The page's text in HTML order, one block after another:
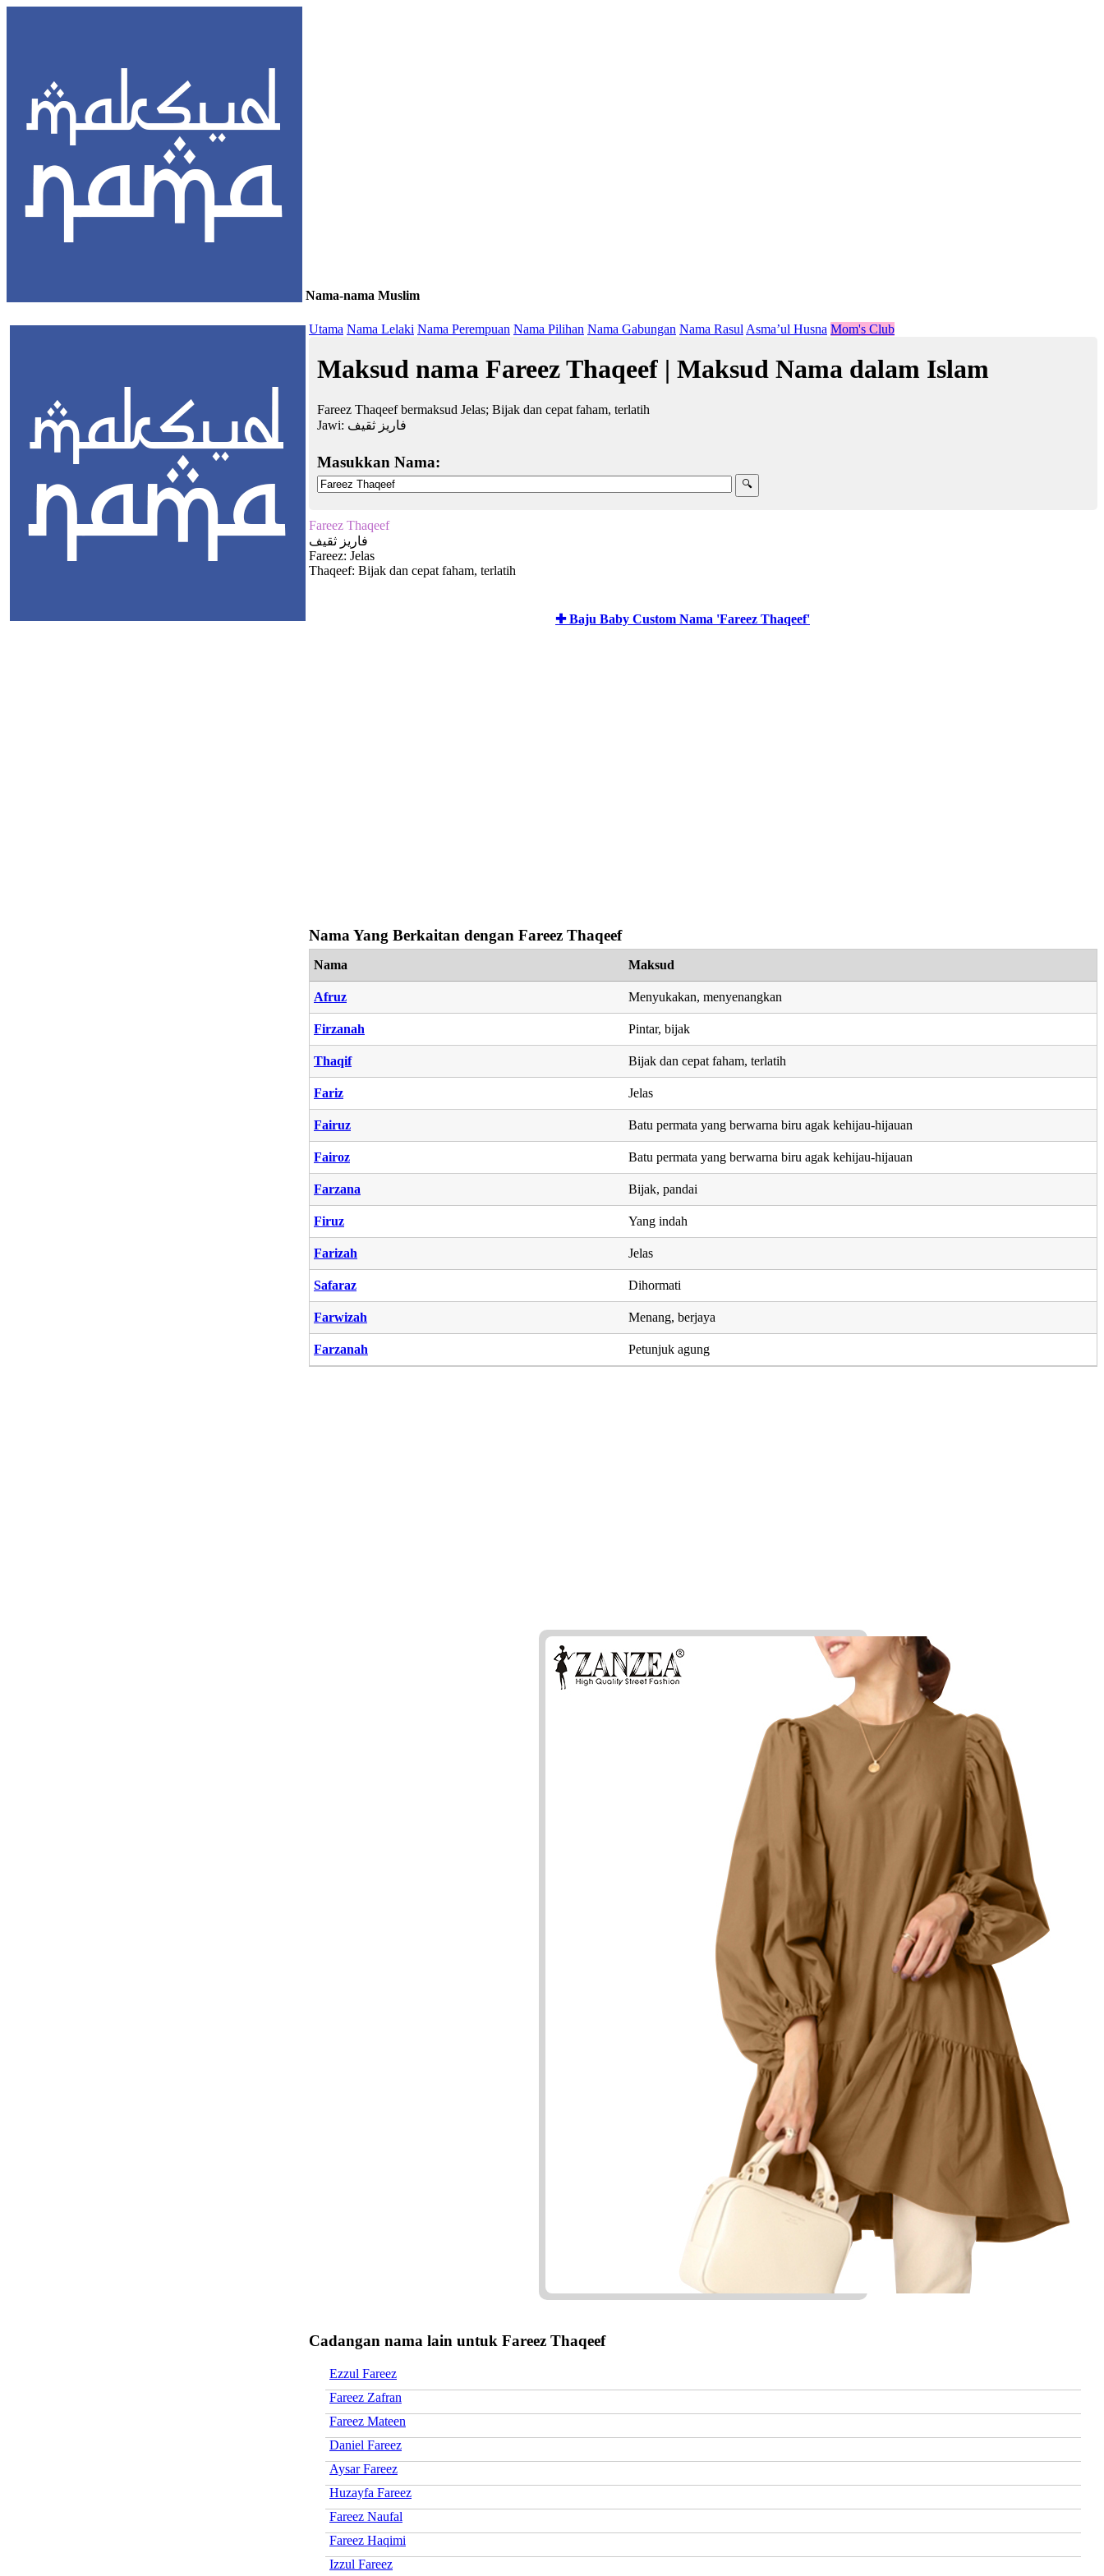
Nama-nama Muslim
Utama Nama Lelaki Nama Perempuan Nama Pilihan Nama Gabungan Nama Rasul Asma’ul Husna Mom's Club
Maksud nama Fareez Thaqeef | Maksud Nama dalam Islam
Fareez Thaqeef bermaksud Jelas; Bijak dan cepat faham, terlatih
Jawi: فاريز ثقيف
Masukkan Nama:
Fareez Thaqeef
فاريز ثقيف
Fareez: Jelas
Thaqeef: Bijak dan cepat faham, terlatih
✚ Baju Baby Custom Nama 'Fareez Thaqeef'
Nama Yang Berkaitan dengan Fareez Thaqeef
Nama Maksud
Afruz Menyukakan, menyenangkan
Firzanah Pintar, bijak
Thaqif Bijak dan cepat faham, terlatih
Fariz Jelas
Fairuz Batu permata yang berwarna biru agak kehijau-hijauan
Fairoz Batu permata yang berwarna biru agak kehijau-hijauan
Farzana Bijak, pandai
Firuz Yang indah
Farizah Jelas
Safaraz Dihormati
Farwizah Menang, berjaya
Farzanah Petunjuk agung
Cadangan nama lain untuk Fareez Thaqeef
Ezzul Fareez
Fareez Zafran
Fareez Mateen
Daniel Fareez
Aysar Fareez
Huzayfa Fareez
Fareez Naufal
Fareez Haqimi
Izzul Fareez